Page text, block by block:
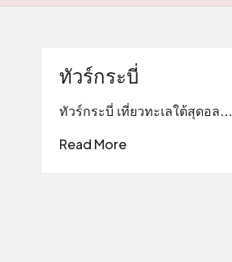
สวย
ทัวร์กระบี่
ทัวร์กระบี่ เที่ยวทะเลใต้สุดอล…
Read More